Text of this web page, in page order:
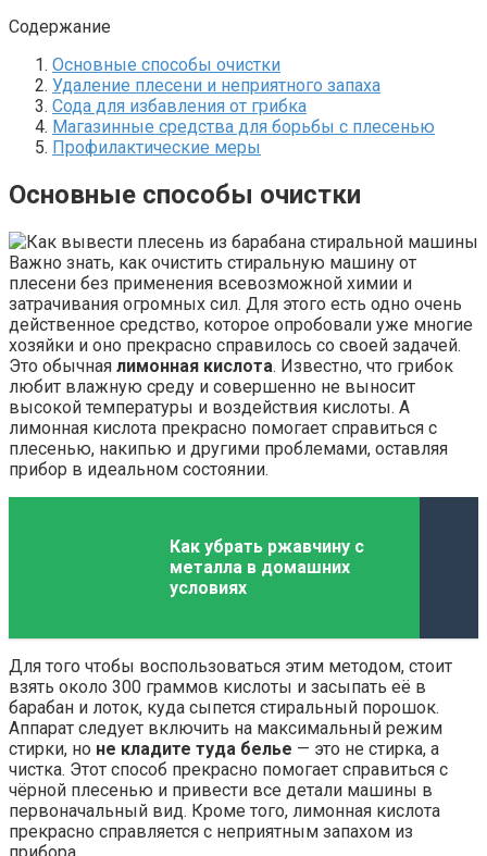
Содержание
Основные способы очистки
Удаление плесени и неприятного запаха
Сода для избавления от грибка
Магазинные средства для борьбы с плесенью
Профилактические меры
Основные способы очистки
Важно знать, как очистить стиральную машину от
плесени без применения всевозможной химии и
затрачивания огромных сил. Для этого есть одно очень
действенное средство, которое опробовали уже многие
хозяйки и оно прекрасно справилось со своей задачей.
Это обычная лимонная кислота. Известно, что грибок
любит влажную среду и совершенно не выносит
высокой температуры и воздействия кислоты. А
лимонная кислота прекрасно помогает справиться с
плесенью, накипью и другими проблемами, оставляя
прибор в идеальном состоянии.
Как убрать ржавчину с
металла в домашних
условиях
Для того чтобы воспользоваться этим методом, стоит
взять около 300 граммов кислоты и засыпать её в
барабан и лоток, куда сыпется стиральный порошок.
Аппарат следует включить на максимальный режим
стирки, но не кладите туда белье — это не стирка, а
чистка. Этот способ прекрасно помогает справиться с
чёрной плесенью и привести все детали машины в
первоначальный вид. Кроме того, лимонная кислота
прекрасно справляется с неприятным запахом из
прибора.